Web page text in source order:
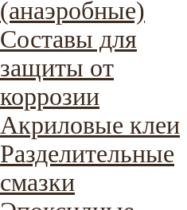
(анаэробные)
Составы для
защиты от
коррозии
Акриловые клеи
Разделительные
смазки